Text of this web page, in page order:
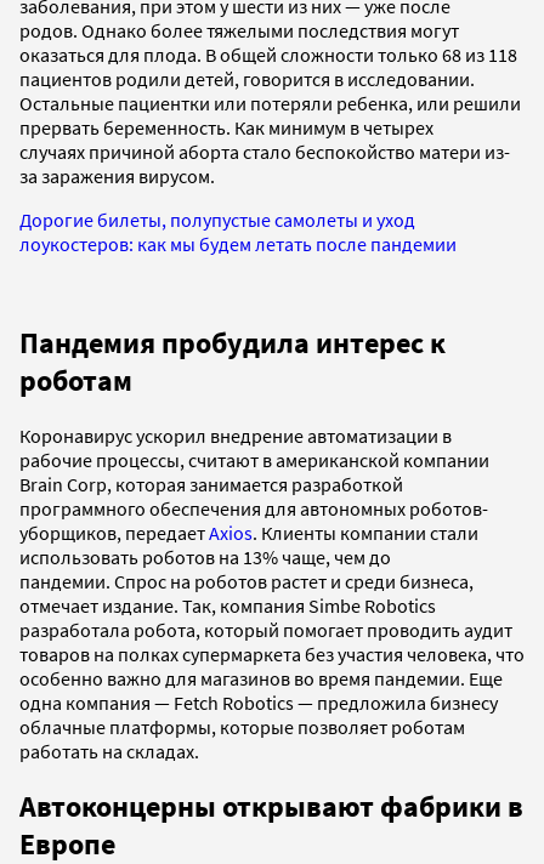
заболевания, при этом у шести из них — уже после
родов. Однако более тяжелыми последствия могут
оказаться для плода. В общей сложности только 68 из 118
пациентов родили детей, говорится в исследовании.
Остальные пациентки или потеряли ребенка, или решили
прервать беременность. Как минимум в четырех
случаях причиной аборта стало беспокойство матери из-
за заражения вирусом.
Дорогие билеты, полупустые самолеты и уход
лоукостеров: как мы будем летать после пандемии
Пандемия пробудила интерес к
роботам
Коронавирус ускорил внедрение автоматизации в
рабочие процессы, считают в американской компании
Brain Corp, которая занимается разработкой
программного обеспечения для автономных роботов-
уборщиков, передаетAxios. Клиенты компании стали
использовать роботов на 13% чаще, чем до
пандемии. Спрос на роботов растет и среди бизнеса,
отмечает издание. Так, компания Simbe Robotics
разработала робота, который помогает проводить аудит
товаров на полках супермаркета без участия человека, что
особенно важно для магазинов во время пандемии. Еще
одна компания — Fetch Robotics — предложила бизнесу
облачные платформы, которые позволяет роботам
работать на складах.
Автоконцерны открывают фабрики в
Европе